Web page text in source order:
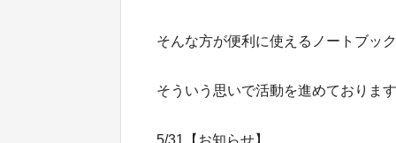
そんな方が便利に使えるノートブッ
そういう思いで活動を進めておりま
5/31【お知らせ】